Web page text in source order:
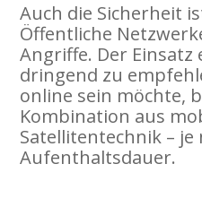
Auch die Sicherheit
Öffentliche
Angriffe. Der Einsatz
dringend zu
online sein möchte,
Kombination aus
Satellitentechnik –
Aufenthaltsdauer.